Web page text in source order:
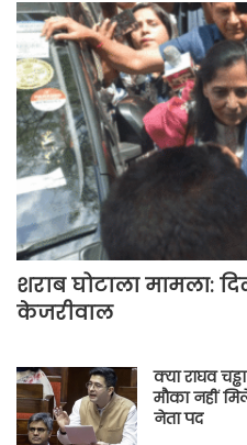
शराब घोटाला मामला:
केजरीवाल
क्या राघव
मौका नहीं
नेता पद